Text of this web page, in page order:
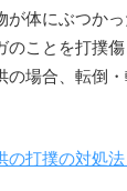
が体にぶつか
のことを打撲
の場合、転倒
の打撲の対処